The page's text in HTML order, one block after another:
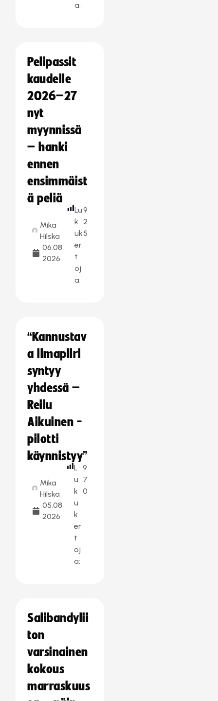
a:
Pelipassit
kaudelle
2026–27
nyt
myynnissä
– hanki
ennen
ensimmäist
ä peliä
Mika
Hilska
06.08.
2026
Lu
k
uk
er
t
oj
a:
9
2
5
“Kannustav
a ilmapiiri
syntyy
yhdessä –
Reilu
Aikuinen -
pilotti
käynnistyy”
Mika
Hilska
05.08.
2026
L
u
k
u
k
er
t
oj
a:
9
7
0
Salibandylii
ton
varsinainen
kokous
marraskuus